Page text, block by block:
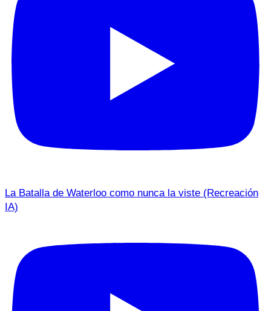
La Batalla de Waterloo como nunca la viste (Recreación
IA)